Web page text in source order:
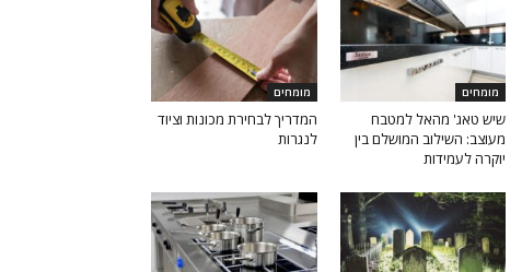
מומחים
שיש טאג' מהאל למטבח
מעוצב: השילוב המושלם בין
יוקרה לעמידות
מומחים
המדריך לבחירת מכונות וציוד
לנגרות